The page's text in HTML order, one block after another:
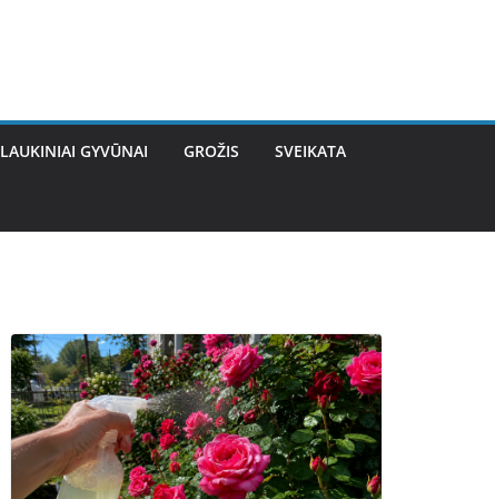
LAUKINIAI GYVŪNAI GROŽIS SVEIKATA